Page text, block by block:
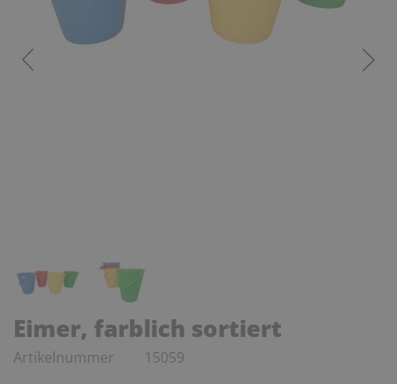
Eimer, farblich sortiert
Artikelnummer 15059